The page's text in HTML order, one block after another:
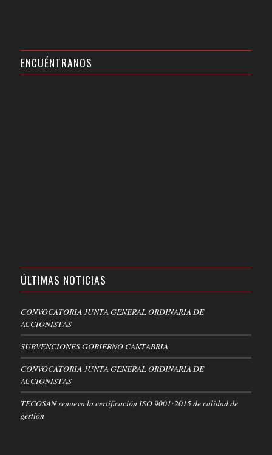
ENCUÉNTRANOS
ÚLTIMAS NOTICIAS
CONVOCATORIA JUNTA GENERAL ORDINARIA DE
ACCIONISTAS
SUBVENCIONES GOBIERNO CANTABRIA
CONVOCATORIA JUNTA GENERAL ORDINARIA DE
ACCIONISTAS
TECOSAN renueva la certificación ISO 9001:2015 de calidad de
gestión